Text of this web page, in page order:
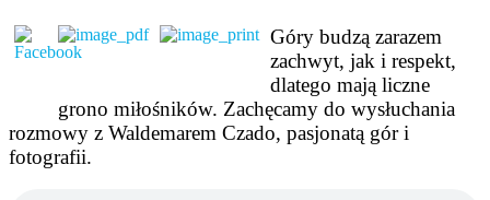
Góry budzą zarazem
zachwyt, jak i respekt,
dlatego mają liczne
grono miłośników. Zachęcamy do wysłuchania
rozmowy z Waldemarem Czado, pasjonatą gór i
fotografii.